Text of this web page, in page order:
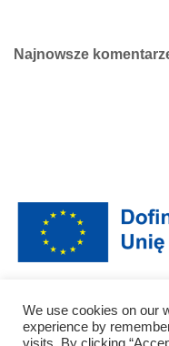
Najnowsze
opiniami autora lub autorów i
Unii Europejskiej lub
We use cookies on our
experience by